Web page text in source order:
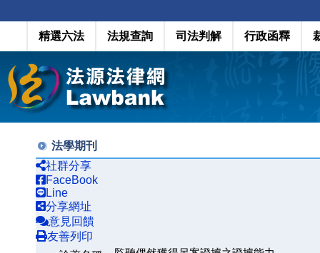
精選六法 法規查詢 司法判解 行政函釋
法學期刊
社群分享
FaceBook
Line
分享網址
意見回饋
友善列印